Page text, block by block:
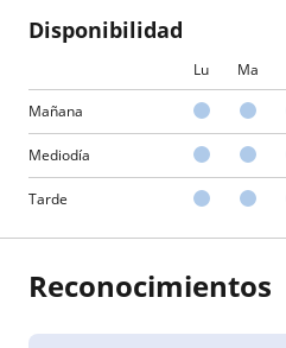
Disponibilidad
Lu Ma
Mañana
Mediodía
Tarde
Reconocimientos